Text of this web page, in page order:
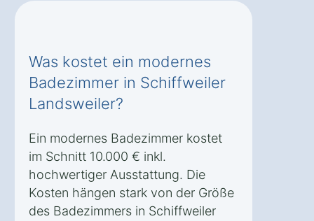
Was kostet ein modernes
Badezimmer in Schiffweiler
Landsweiler?
Ein modernes Badezimmer kostet
im Schnitt 10.000 € inkl.
hochwertiger Ausstattung. Die
Kosten hängen stark von der Größe
des Badezimmers in Schiffweiler